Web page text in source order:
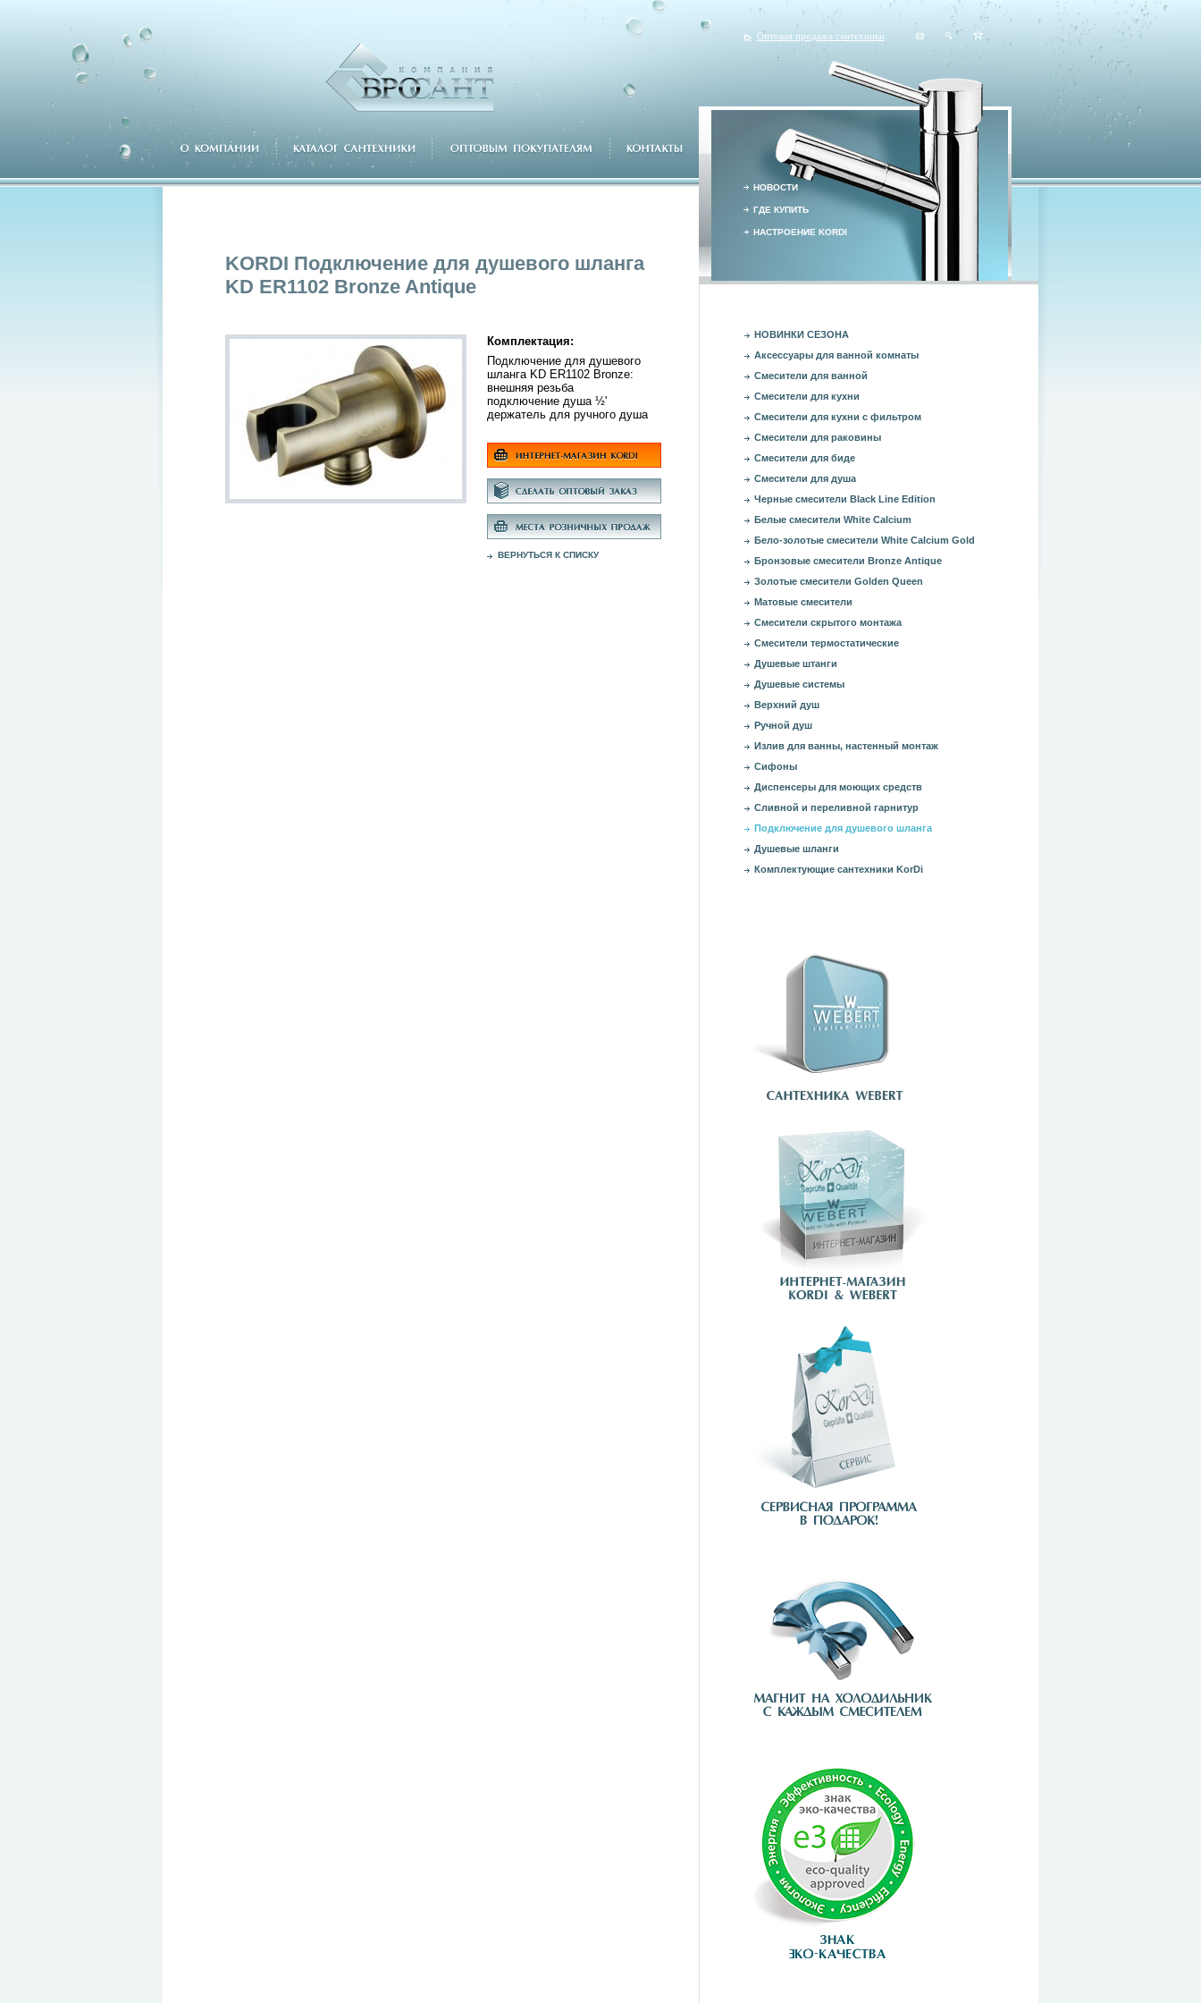
KORDI Подключение для душевого шланга
KD ER1102 Bronze Antique
Комплектация:
Подключение для душевого
шланга KD ER1102 Bronze:
внешняя резьба
подключение душа ½'
держатель для ручного душа
ВЕРНУТЬСЯ К СПИСКУ
Оптовая продажа сантехники
НОВОСТИ
ГДЕ КУПИТЬ
НАСТРОЕНИЕ KORDI
НОВИНКИ СЕЗОНА
Аксессуары для ванной комнаты
Смесители для ванной
Смесители для кухни
Смесители для кухни с фильтром
Смесители для раковины
Смесители для биде
Смесители для душа
Черные смесители Black Line Edition
Белые смесители White Calcium
Бело-золотые смесители White Calcium Gold
Бронзовые смесители Bronze Antique
Золотые смесители Golden Queen
Матовые смесители
Смесители скрытого монтажа
Смесители термостатические
Душевые штанги
Душевые системы
Верхний душ
Ручной душ
Излив для ванны, настенный монтаж
Сифоны
Диспенсеры для моющих средств
Сливной и переливной гарнитур
Подключение для душевого шланга
Душевые шланги
Комплектующие сантехники KorDi